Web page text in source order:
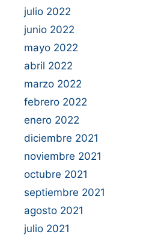
julio 2022
junio 2022
mayo 2022
abril 2022
marzo 2022
febrero 2022
enero 2022
diciembre 2021
noviembre 2021
octubre 2021
septiembre 2021
agosto 2021
julio 2021